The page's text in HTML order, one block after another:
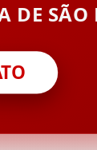
DE SÃO